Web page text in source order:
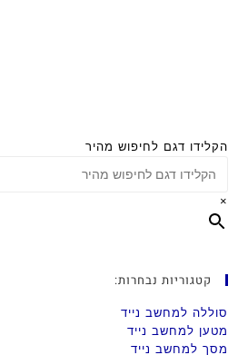
הקלידו דגם לחיפוש מהיר
×
קטגוריות נבחרות:
סוללה למחשב נייד
מטען למחשב נייד
מסך למחשב נייד